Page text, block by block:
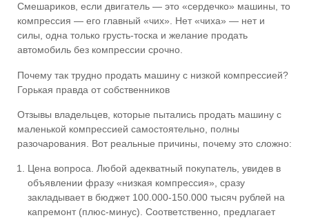
Смешариков, если двигатель — это «сердечко» машины, то
компрессия — его главный «чих». Нет «чиха» — нет и
силы, одна только грусть-тоска и желание продать
автомобиль без компрессии срочно.
Почему так трудно продать машину с низкой компрессией?
Горькая правда от собственников
Отзывы владельцев, которые пытались продать машину с
маленькой компрессией самостоятельно, полны
разочарования. Вот реальные причины, почему это сложно:
Цена вопроса. Любой адекватный покупатель, увидев в
объявлении фразу «низкая компрессия», сразу
закладывает в бюджет 100.000-150.000 тысяч рублей на
капремонт (плюс-минус). Соответственно, предлагает